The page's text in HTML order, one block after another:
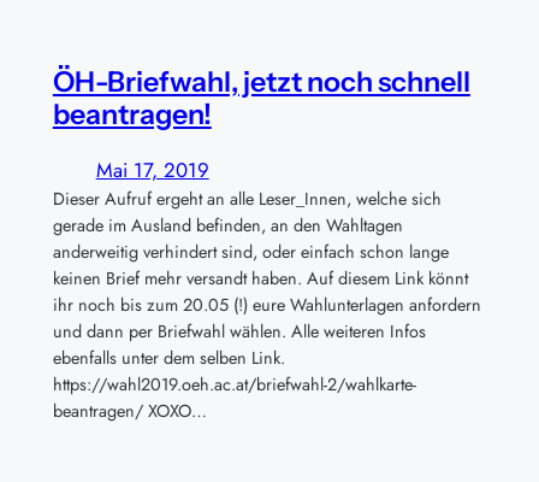
ÖH-Briefwahl, jetzt noch schnell
beantragen!
Mai 17, 2019
Dieser Aufruf ergeht an alle Leser_Innen, welche sich
gerade im Ausland befinden, an den Wahltagen
anderweitig verhindert sind, oder einfach schon lange
keinen Brief mehr versandt haben. Auf diesem Link könnt
ihr noch bis zum 20.05 (!) eure Wahlunterlagen anfordern
und dann per Briefwahl wählen. Alle weiteren Infos
ebenfalls unter dem selben Link.
https://wahl2019.oeh.ac.at/briefwahl-2/wahlkarte-
beantragen/ XOXO…